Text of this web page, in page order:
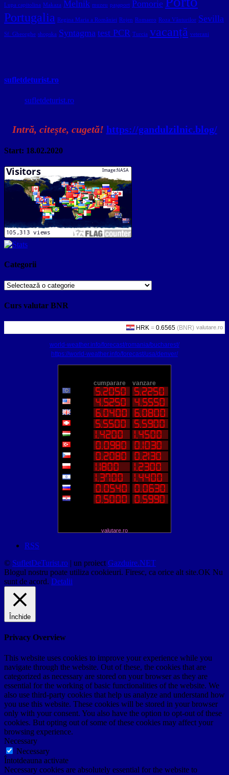
Lupa capitolina Makaza Melnik muzeu pașaport Pomorie
Portugalia Regina Maria a României Rojen Romaero Roza Vânturilor Sevilla
Sf. Gheorghe shopska Syntagma test PCR Turcia vacanță veterani
sufletdeturist.ro
sufletdeturist.ro
Intră, citește, cugetă! https://gandulzilnic.blog/
Start: 18.02.2020
Categorii
Categorii
Curs valutar BNR
valutare.ro
world-weather.info/forecast/romania/bucharest/
https://world-weather.info/forecast/usa/denver/
valutare.ro
RSS
© SufletDeTurist.ro | un proiect Gazduire.NET
Blogul nostru poate utiliza cookieuri. Firesc, ca orice alt site.OK Nu
sunt de acord. Detalii
Închide
Privacy Overview
This website uses cookies to improve your experience while you
navigate through the website. Out of these, the cookies that are
categorized as necessary are stored on your browser as they are
essential for the working of basic functionalities of the website. We
also use third-party cookies that help us analyze and understand how
you use this website. These cookies will be stored in your browser
only with your consent. You also have the option to opt-out of these
cookies. But opting out of some of these cookies may affect your
browsing experience.
Necessary
Necessary
Întotdeauna activate
Necessary cookies are absolutely essential for the website to